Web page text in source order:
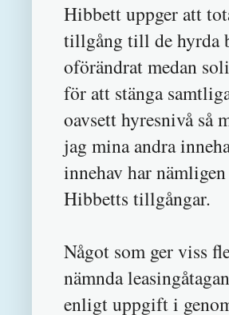
Hibbett uppger att
tillgång till de hyrda
oförändrat medan
för att stänga
oavsett hyresnivå så
jag mina andra
innehav har
Hibbetts tillgångar.
Något som ger viss
nämnda
enligt uppgift i